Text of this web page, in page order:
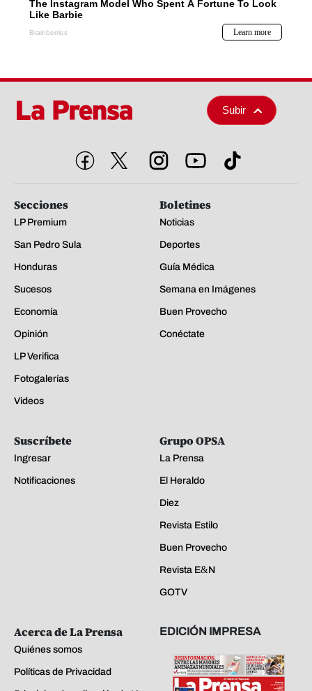
Subir
Secciones
LP Premium
San Pedro Sula
Honduras
Sucesos
Economía
Opinión
LP Verifica
Fotogalerías
Videos
Boletines
Noticias
Deportes
Guía Médica
Semana en Imágenes
Buen Provecho
Conéctate
Suscríbete
Ingresar
Notificaciones
Grupo OPSA
La Prensa
El Heraldo
Diez
Revista Estilo
Buen Provecho
Revista E&N
GOTV
Acerca de La Prensa
Quiénes somos
Políticas de Privacidad
EDICIÓN IMPRESA